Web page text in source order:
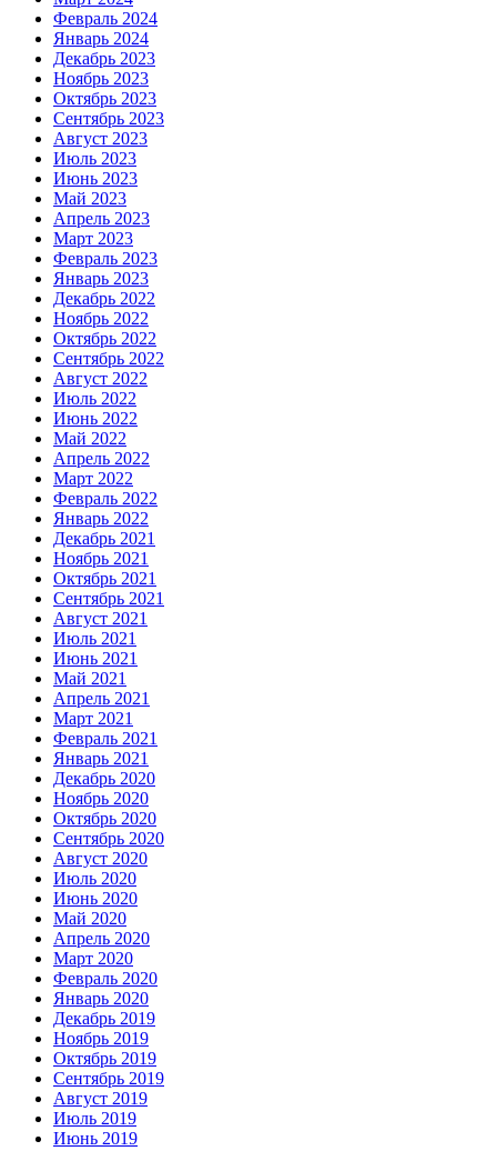
Февраль 2024
Январь 2024
Декабрь 2023
Ноябрь 2023
Октябрь 2023
Сентябрь 2023
Август 2023
Июль 2023
Июнь 2023
Май 2023
Апрель 2023
Март 2023
Февраль 2023
Январь 2023
Декабрь 2022
Ноябрь 2022
Октябрь 2022
Сентябрь 2022
Август 2022
Июль 2022
Июнь 2022
Май 2022
Апрель 2022
Март 2022
Февраль 2022
Январь 2022
Декабрь 2021
Ноябрь 2021
Октябрь 2021
Сентябрь 2021
Август 2021
Июль 2021
Июнь 2021
Май 2021
Апрель 2021
Март 2021
Февраль 2021
Январь 2021
Декабрь 2020
Ноябрь 2020
Октябрь 2020
Сентябрь 2020
Август 2020
Июль 2020
Июнь 2020
Май 2020
Апрель 2020
Март 2020
Февраль 2020
Январь 2020
Декабрь 2019
Ноябрь 2019
Октябрь 2019
Сентябрь 2019
Август 2019
Июль 2019
Июнь 2019